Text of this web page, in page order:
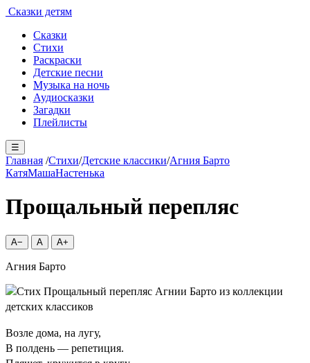
Сказки детям
Сказки
Стихи
Раскраски
Детские песни
Музыка на ночь
Аудиосказки
Загадки
Плейлисты
☰
Главная /Стихи/Детские классики/Агния Барто
КатяМашаНастенька
Прощальный перепляс
A− A A+
Агния Барто
Возле дома, на лугу,
В полдень — репетиция.